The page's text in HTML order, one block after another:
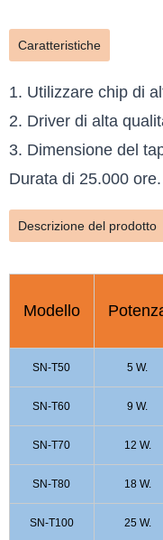
Caratteristiche
1. Utilizzare chip di
2. Driver di alta
3. Dimensione del
Durata di 25.000
Descrizione del prodotto
Modello
SN-T50 5 W.
SN-T60 9 W.
SN-T70 12 W.
SN-T80 18 W.
SN-T100 25 W.